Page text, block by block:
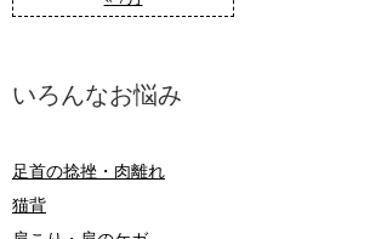
いろんなお悩み
足首の捻挫・肉離れ
猫背